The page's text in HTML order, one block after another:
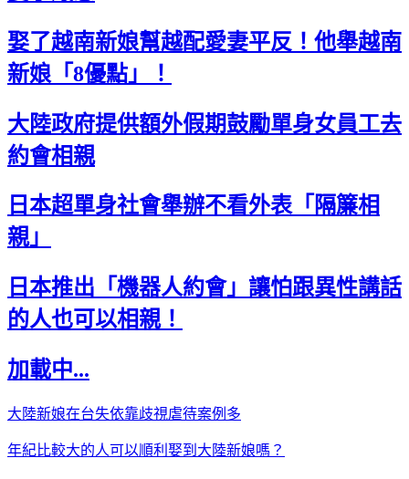
娶了越南新娘幫越配愛妻平反！他舉越南
新娘「8優點」！
大陸政府提供額外假期鼓勵單身女員工去
約會相親
日本超單身社會舉辦不看外表「隔簾相
親」
日本推出「機器人約會」讓怕跟異性講話
的人也可以相親！
加載中...
大陸新娘在台失依靠歧視虐待案例多
年紀比較大的人可以順利娶到大陸新娘嗎？